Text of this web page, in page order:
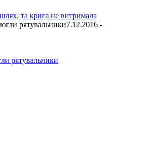
та крига не витримала
7.12.2016 -
рятувальники